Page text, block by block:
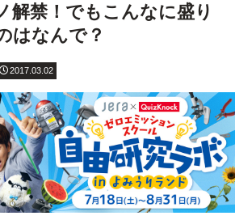
解禁！でもこんなに盛り
はなんで？
2017.03.02